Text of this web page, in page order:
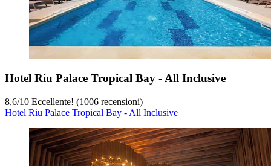
Hotel Riu Palace Tropical Bay - All Inclusive
8,6/10 Eccellente! (1006 recensioni)
Hotel Riu Palace Tropical Bay - All Inclusive